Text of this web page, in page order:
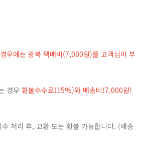
우에는 왕복 택배비(7,000원)를 고객님이 부
경우 환불수수료(15%)와 배송비(7,000원)
처리 후, 교환 또는 환불 가능합니다. (배송